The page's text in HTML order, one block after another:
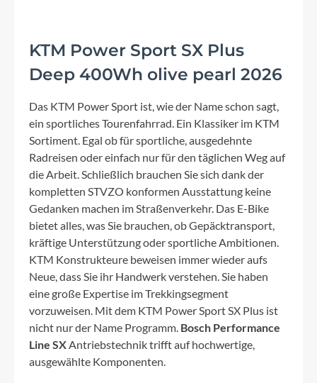
KTM Power Sport SX Plus
Deep 400Wh olive pearl 2026
Das KTM Power Sport ist, wie der Name schon sagt,
ein sportliches Tourenfahrrad. Ein Klassiker im KTM
Sortiment. Egal ob für sportliche, ausgedehnte
Radreisen oder einfach nur für den täglichen Weg auf
die Arbeit. Schließlich brauchen Sie sich dank der
kompletten STVZO konformen Ausstattung keine
Gedanken machen im Straßenverkehr. Das E-Bike
bietet alles, was Sie brauchen, ob Gepäcktransport,
kräftige Unterstützung oder sportliche Ambitionen.
KTM Konstrukteure beweisen immer wieder aufs
Neue, dass Sie ihr Handwerk verstehen. Sie haben
eine große Expertise im Trekkingsegment
vorzuweisen. Mit dem KTM Power Sport SX Plus ist
nicht nur der Name Programm. Bosch Performance
Line SXAntriebstechnik trifft auf hochwertige,
ausgewählte Komponenten.